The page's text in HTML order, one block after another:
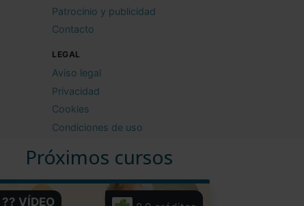
Próximos cursos
?? VÍDEO
Patrocinio y publicidad
Contacto
LEGAL
Aviso legal
Privacidad
Cookies
Condiciones de uso